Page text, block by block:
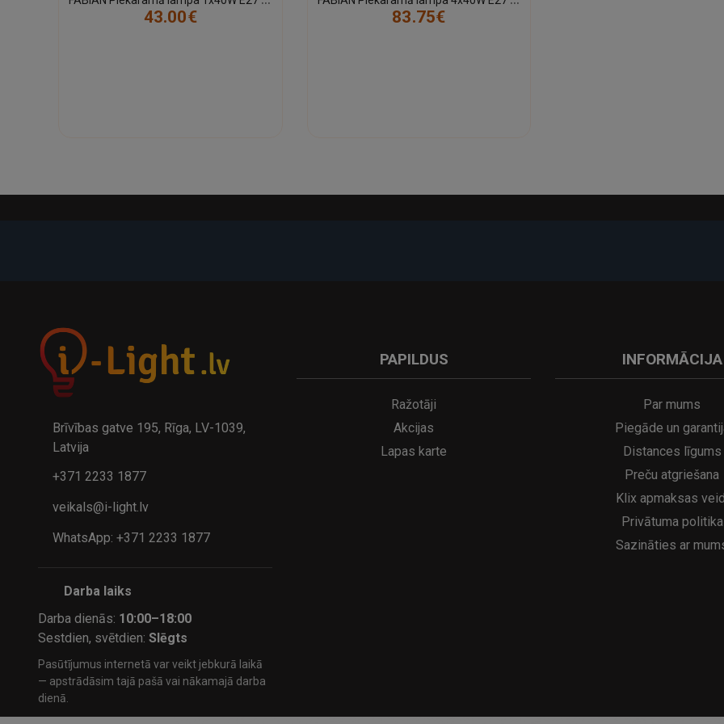
43.00€
83.75€
32.95€
A
kumulatora LED galda lampa SERINA Mini Ø80×200 mm..
29.95€ 21.95€
Brīvības gatve 195, Rīga, LV-1039,
Latvija
+371 2233 1877
veikals@i-light.lv
WhatsApp: +371 2233 1877
Darba laiks
Darba dienās: 10:00–18:00
Sestdien, svētdien:Slēgts
Pasūtījumus internetā var veikt jebkurā laikā
— apstrādāsim tajā pašā vai nākamajā darba
dienā.
PAPILDUS
Ražotāji
Akcijas
Lapas karte
INFORMĀCIJA
Par mums
Piegāde un
Distances līgums
Preču atgriešana
Klix apmaksas
Privātuma politika
Sazināties ar